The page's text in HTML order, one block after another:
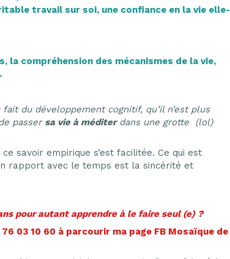
travail sur soi, une confiance en la vie elle-
la compréhension des mécanismes de la vie,
du développement cognitif, qu’il n’est plus
passer sa vie à méditerdans une grotte (lol)
savoir empirique s’est facilitée. Ce qui est
rapport avec le temps est la sincérité et
pour autant apprendre à le faire seul (e) ?
03 10 60 à parcourir ma page FB Mosaïque de